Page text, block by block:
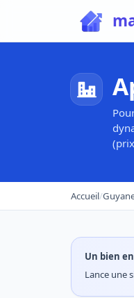
Accueil/
Un bien
Lance une